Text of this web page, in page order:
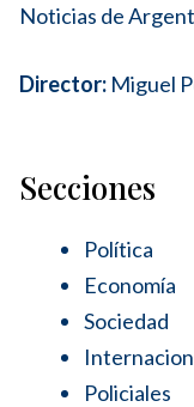
Noticias de
Director: Miguel
Secciones
Política
Economía
Sociedad
Policiales